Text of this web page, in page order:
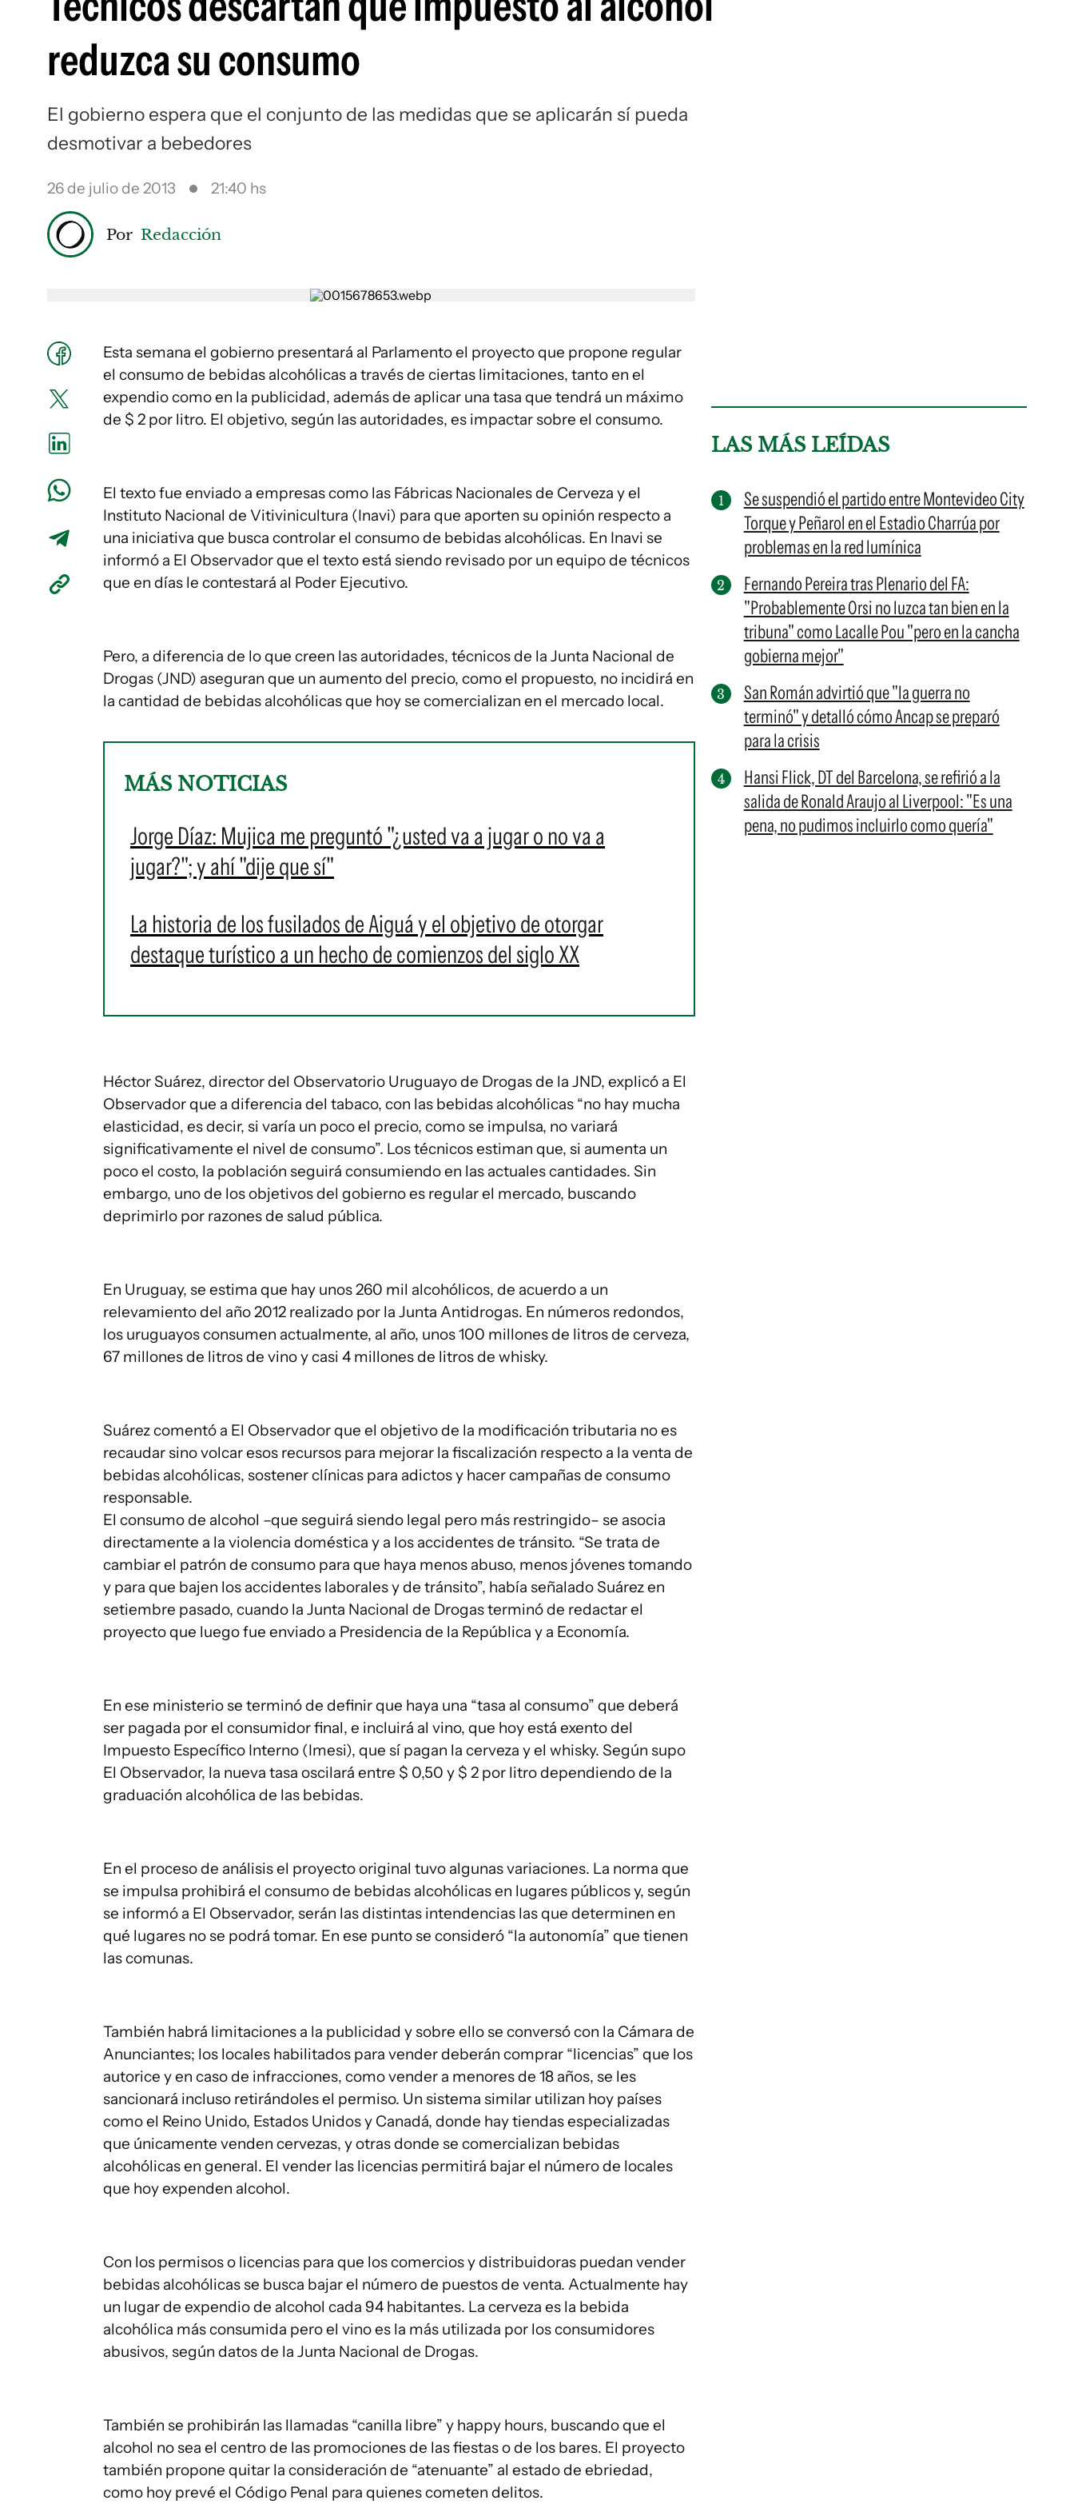
reduzca su consumo
El gobierno espera que el conjunto de las medidas que se aplicarán sí pueda
desmotivar a bebedores
26 de julio de 2013 21:40 hs
Por Redacción
Esta semana el gobierno presentará al Parlamento el proyecto que propone regular
el consumo de bebidas alcohólicas a través de ciertas limitaciones, tanto en el
expendio como en la publicidad, además de aplicar una tasa que tendrá un máximo
de $ 2 por litro. El objetivo, según las autoridades, es impactar sobre el consumo.
El texto fue enviado a empresas como las Fábricas Nacionales de Cerveza y el
Instituto Nacional de Vitivinicultura (Inavi) para que aporten su opinión respecto a
una iniciativa que busca controlar el consumo de bebidas alcohólicas. En Inavi se
informó a El Observador que el texto está siendo revisado por un equipo de técnicos
que en días le contestará al Poder Ejecutivo.
Pero, a diferencia de lo que creen las autoridades, técnicos de la Junta Nacional de
Drogas (JND) aseguran que un aumento del precio, como el propuesto, no incidirá en
la cantidad de bebidas alcohólicas que hoy se comercializan en el mercado local.
MÁS NOTICIAS
Jorge Díaz: Mujica me preguntó "¿usted va a jugar o no va a
jugar?"; y ahí "dije que sí"
La historia de los fusilados de Aiguá y el objetivo de otorgar
destaque turístico a un hecho de comienzos del siglo XX
Héctor Suárez, director del Observatorio Uruguayo de Drogas de la JND, explicó a El
Observador que a diferencia del tabaco, con las bebidas alcohólicas “no hay mucha
elasticidad, es decir, si varía un poco el precio, como se impulsa, no variará
significativamente el nivel de consumo”. Los técnicos estiman que, si aumenta un
poco el costo, la población seguirá consumiendo en las actuales cantidades. Sin
embargo, uno de los objetivos del gobierno es regular el mercado, buscando
deprimirlo por razones de salud pública.
En Uruguay, se estima que hay unos 260 mil alcohólicos, de acuerdo a un
relevamiento del año 2012 realizado por la Junta Antidrogas. En números redondos,
los uruguayos consumen actualmente, al año, unos 100 millones de litros de cerveza,
67 millones de litros de vino y casi 4 millones de litros de whisky.
Suárez comentó a El Observador que el objetivo de la modificación tributaria no es
recaudar sino volcar esos recursos para mejorar la fiscalización respecto a la venta de
bebidas alcohólicas, sostener clínicas para adictos y hacer campañas de consumo
responsable.
El consumo de alcohol –que seguirá siendo legal pero más restringido– se asocia
directamente a la violencia doméstica y a los accidentes de tránsito. “Se trata de
cambiar el patrón de consumo para que haya menos abuso, menos jóvenes tomando
y para que bajen los accidentes laborales y de tránsito”, había señalado Suárez en
setiembre pasado, cuando la Junta Nacional de Drogas terminó de redactar el
proyecto que luego fue enviado a Presidencia de la República y a Economía.
En ese ministerio se terminó de definir que haya una “tasa al consumo” que deberá
ser pagada por el consumidor final, e incluirá al vino, que hoy está exento del
Impuesto Específico Interno (Imesi), que sí pagan la cerveza y el whisky. Según supo
El Observador, la nueva tasa oscilará entre $ 0,50 y $ 2 por litro dependiendo de la
graduación alcohólica de las bebidas.
En el proceso de análisis el proyecto original tuvo algunas variaciones. La norma que
se impulsa prohibirá el consumo de bebidas alcohólicas en lugares públicos y, según
se informó a El Observador, serán las distintas intendencias las que determinen en
qué lugares no se podrá tomar. En ese punto se consideró “la autonomía” que tienen
las comunas.
También habrá limitaciones a la publicidad y sobre ello se conversó con la Cámara de
Anunciantes; los locales habilitados para vender deberán comprar “licencias” que los
autorice y en caso de infracciones, como vender a menores de 18 años, se les
sancionará incluso retirándoles el permiso. Un sistema similar utilizan hoy países
como el Reino Unido, Estados Unidos y Canadá, donde hay tiendas especializadas
que únicamente venden cervezas, y otras donde se comercializan bebidas
alcohólicas en general. El vender las licencias permitirá bajar el número de locales
que hoy expenden alcohol.
Con los permisos o licencias para que los comercios y distribuidoras puedan vender
bebidas alcohólicas se busca bajar el número de puestos de venta. Actualmente hay
un lugar de expendio de alcohol cada 94 habitantes. La cerveza es la bebida
alcohólica más consumida pero el vino es la más utilizada por los consumidores
abusivos, según datos de la Junta Nacional de Drogas.
También se prohibirán las llamadas “canilla libre” y happy hours, buscando que el
alcohol no sea el centro de las promociones de las fiestas o de los bares. El proyecto
también propone quitar la consideración de “atenuante” al estado de ebriedad,
como hoy prevé el Código Penal para quienes cometen delitos.
LAS MÁS LEÍDAS
Se suspendió el partido entre Montevideo City
Torque y Peñarol en el Estadio Charrúa por
problemas en la red lumínica
Fernando Pereira tras Plenario del FA:
"Probablemente Orsi no luzca tan bien en la
tribuna" como Lacalle Pou "pero en la cancha
gobierna mejor"
San Román advirtió que "la guerra no
terminó" y detalló cómo Ancap se preparó
para la crisis
Hansi Flick, DT del Barcelona, se refirió a la
salida de Ronald Araujo al Liverpool: "Es una
pena, no pudimos incluirlo como quería"